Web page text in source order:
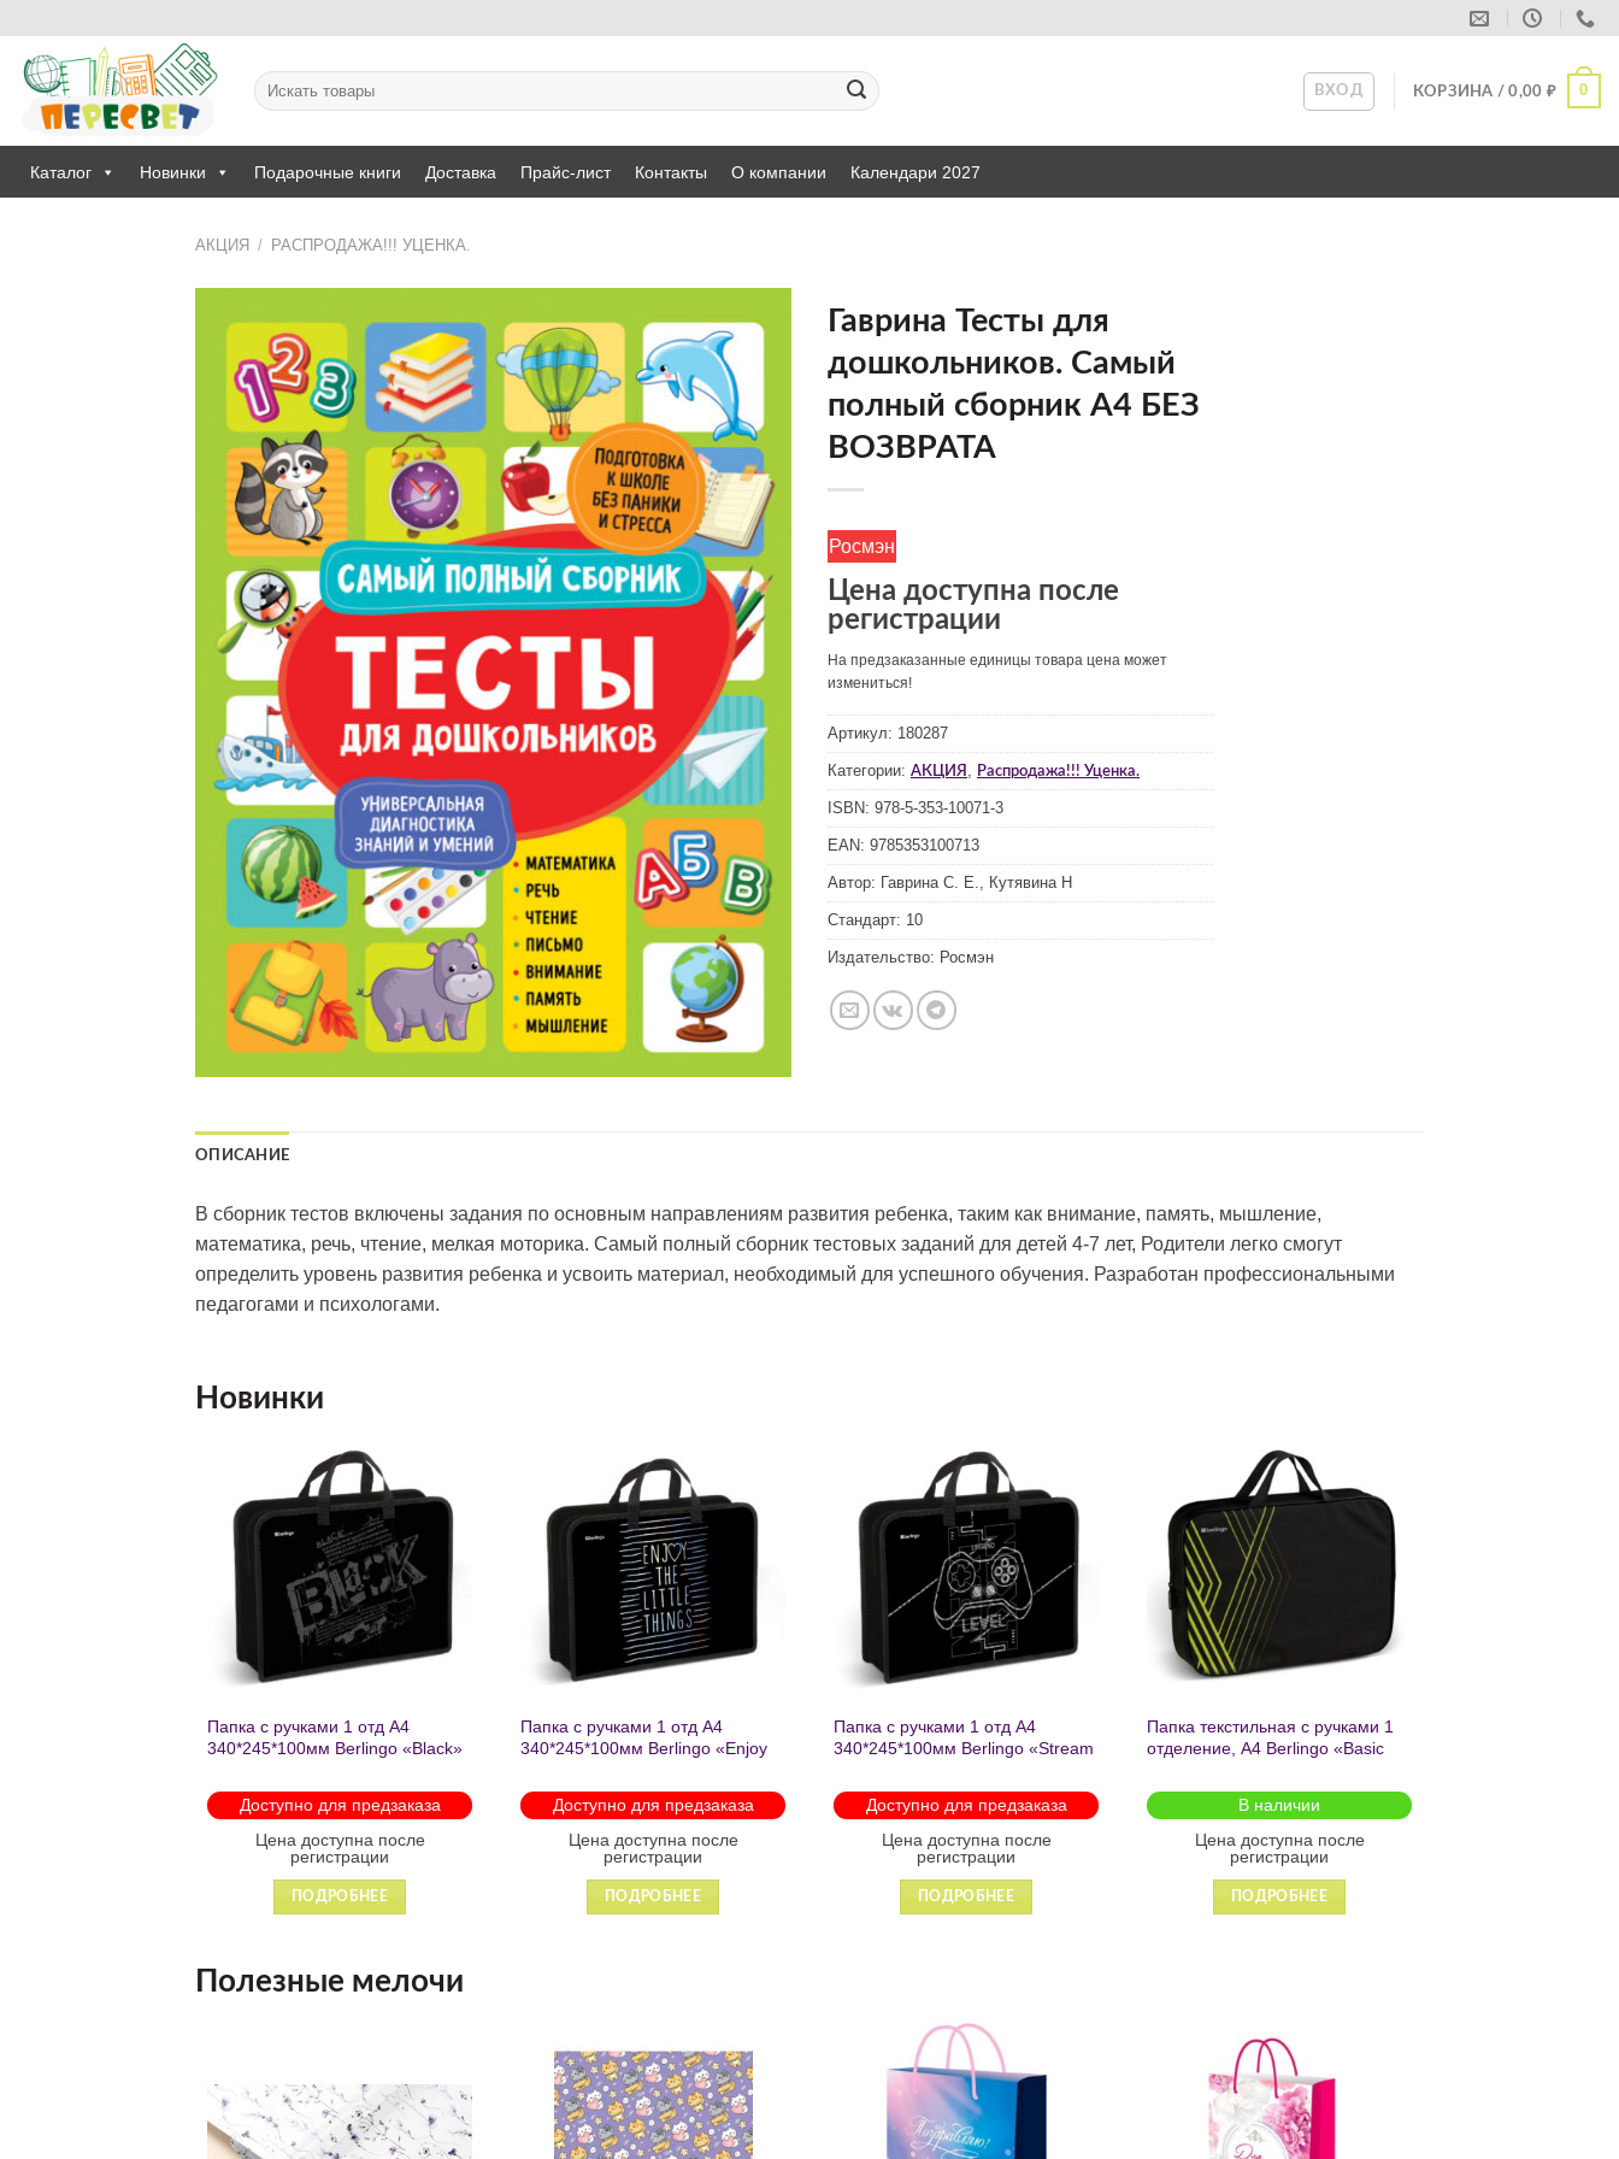
content
Искать:
ВХОД КОРЗИНА /0,00 ₽ 0
Каталог Новинки Подарочные книги Доставка Прайс-лист Контакты О компании Календари 2027
АКЦИЯ / РАСПРОДАЖА!!! УЦЕНКА.
Гаврина Тесты для
дошкольников. Самый
полный сборник А4 БЕЗ
ВОЗВРАТА
Росмэн
Цена доступна после
регистрации
На предзаказанные единицы товара цена может
измениться!
Артикул: 180287
Категории: АКЦИЯ Распродажа!!! Уценка.
ISBN: 978-5-353-10071-3
EAN: 9785353100713
Автор: Гаврина С. Е., Кутявина Н
Стандарт: 10
Издательство: Росмэн
ОПИСАНИЕ
В сборник тестов включены задания по основным направлениям развития ребенка, таким как внимание, память, мышление,
математика, речь, чтение, мелкая моторика. Самый полный сборник тестовых заданий для детей 4-7 лет, Родители легко смогут
определить уровень развития ребенка и усвоить материал, необходимый для успешного обучения. Разработан профессиональными
педагогами и психологами.
Новинки
Папка с ручками 1 отд А4
340*245*100мм Berlingo «Black»
Доступно для предзаказа
Цена доступна после
регистрации
ПОДРОБНЕЕ
Папка с ручками 1 отд А4
340*245*100мм Berlingo «Enjoy
молнии 1215
Доступно для предзаказа
Цена доступна после
регистрации
ПОДРОБНЕЕ
Папка с ручками 1 отд А4
340*245*100мм Berlingo «Stream
Доступно для предзаказа
Цена доступна после
регистрации
ПОДРОБНЕЕ
Папка текстильная с ручками 1
отделение, А4 Berlingo «Basic
на молнии2601
В наличии
Цена доступна после
регистрации
ПОДРОБНЕЕ
Полезные мелочи